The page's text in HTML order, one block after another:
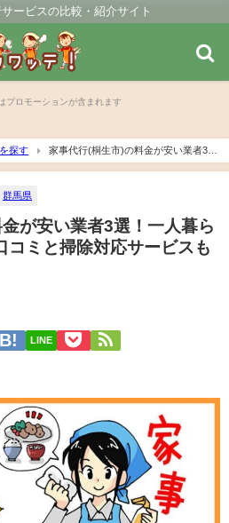
ービスの比較・紹介サイト
探す
家事代行(桐生市)の料金が安い業者3
ミと掃除対応サービスも紹介！
群馬県
が安い業者3選！一人暮ら
コミと掃除対応サービスも
LINE